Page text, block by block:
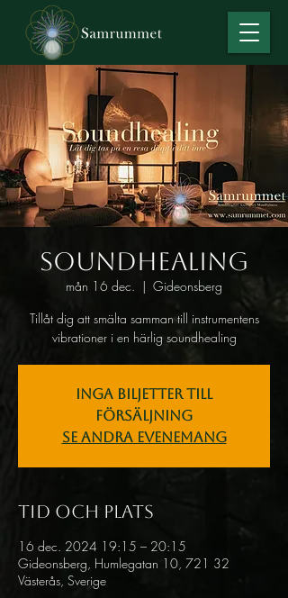
Soundhealing
mån 16 dec.
  |
Gideonsberg
Tillåt dig att smälta samman till instrumentens
vibrationer i en härlig soundhealing
Inga biljetter till
försäljning
Se andra evenemang
Tid och plats
16 dec. 2024 19:15 – 20:15
Gideonsberg, Humlegatan 10, 721 32
Västerås, Sverige